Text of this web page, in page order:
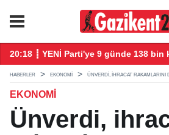
20:18 ┋ YENİ Parti'ye 9 günde 138 bin
HABERLER EKONOMI ÜNVERDI, IHRACAT RAKAMLARINI
EKONOMI
Ünverdi,